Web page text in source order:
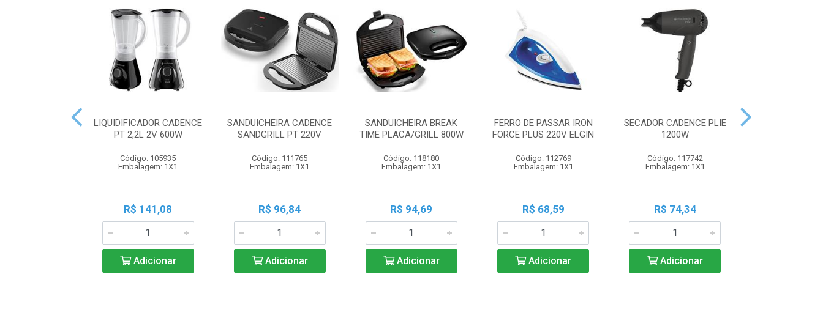
LIQUIDIFICADOR CADENCE
PT 2,2L 2V 600W
Código: 105935
Embalagem: 1X1
R$ 141,08
Adicionar
SANDUICHEIRA CADENCE
SANDGRILL PT 220V
Código: 111765
Embalagem: 1X1
R$ 96,84
Adicionar
SANDUICHEIRA BREAK
TIME PLACA/GRILL 800W
Código: 118180
Embalagem: 1X1
R$ 94,69
Adicionar
FERRO DE PASSAR IRON
FORCE PLUS 220V ELGIN
Código: 112769
Embalagem: 1X1
R$ 68,59
Adicionar
SECADOR CADENCE PLIE
1200W
Código: 117742
Embalagem: 1X1
R$ 74,34
Adicionar